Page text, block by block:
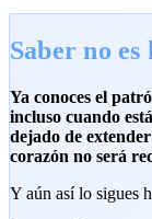
Saber no es
Ya conoces el
incluso cuando
dejado de
corazón no será
Y aún así lo sigues